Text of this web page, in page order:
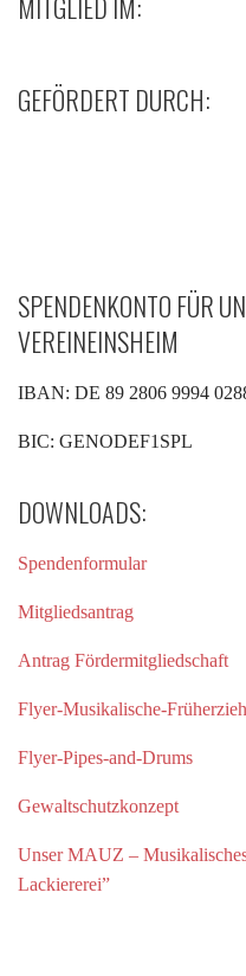
GEFÖRDERT DURCH:
SPENDENKONTO FÜR
VEREINEINSHEIM
IBAN: DE 89 2806 9994
BIC: GENODEF1SPL
DOWNLOADS:
Spendenformular
Mitgliedsantrag
Antrag Fördermitgliedschaft
Flyer-Musikalische-
Flyer-Pipes-and-Drums
Gewaltschutzkonzept
Unser MAUZ –
Lackiererei”